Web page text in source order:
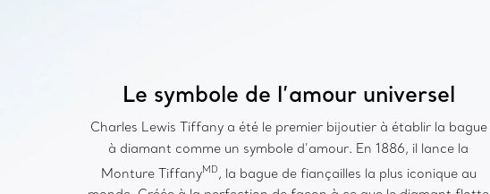
Le symbole de l’amour universel
Charles Lewis Tiffany a été le premier bijoutier à établir la bague
à diamant comme un symbole d’amour. En 1886, il lance la
Monture TiffanyMD , la bague de fiançailles la plus iconique au